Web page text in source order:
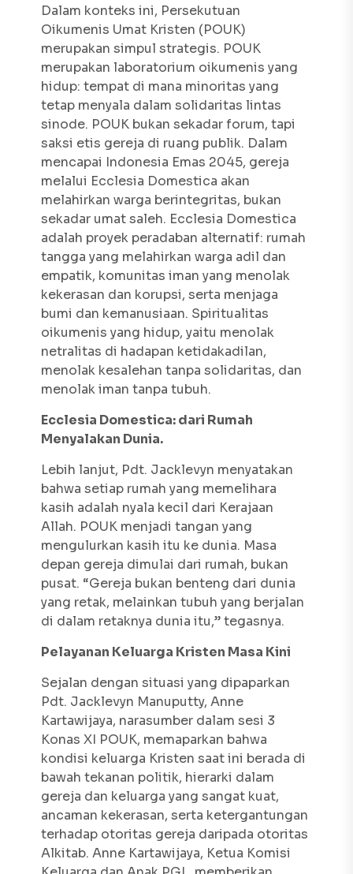
Dalam konteks ini, Persekutuan
Oikumenis Umat Kristen (POUK)
merupakan simpul strategis. POUK
merupakan laboratorium oikumenis yang
hidup: tempat di mana minoritas yang
tetap menyala dalam solidaritas lintas
sinode. POUK bukan sekadar forum, tapi
saksi etis gereja di ruang publik. Dalam
mencapai Indonesia Emas 2045, gereja
melalui Ecclesia Domestica akan
melahirkan warga berintegritas, bukan
sekadar umat saleh. Ecclesia Domestica
adalah proyek peradaban alternatif: rumah
tangga yang melahirkan warga adil dan
empatik, komunitas iman yang menolak
kekerasan dan korupsi, serta menjaga
bumi dan kemanusiaan. Spiritualitas
oikumenis yang hidup, yaitu menolak
netralitas di hadapan ketidakadilan,
menolak kesalehan tanpa solidaritas, dan
menolak iman tanpa tubuh.
Ecclesia Domestica: dari Rumah
Menyalakan Dunia.
Lebih lanjut, Pdt. Jacklevyn menyatakan
bahwa setiap rumah yang memelihara
kasih adalah nyala kecil dari Kerajaan
Allah. POUK menjadi tangan yang
mengulurkan kasih itu ke dunia. Masa
depan gereja dimulai dari rumah, bukan
pusat. “Gereja bukan benteng dari dunia
yang retak, melainkan tubuh yang berjalan
di dalam retaknya dunia itu,” tegasnya.
Pelayanan Keluarga Kristen Masa Kini
Sejalan dengan situasi yang dipaparkan
Pdt. Jacklevyn Manuputty, Anne
Kartawijaya, narasumber dalam sesi 3
Konas XI POUK, memaparkan bahwa
kondisi keluarga Kristen saat ini berada di
bawah tekanan politik, hierarki dalam
gereja dan keluarga yang sangat kuat,
ancaman kekerasan, serta ketergantungan
terhadap otoritas gereja daripada otoritas
Alkitab. Anne Kartawijaya, Ketua Komisi